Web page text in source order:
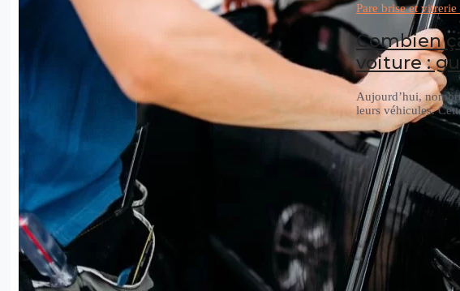
Pare brise et
Combien
voiture :
Aujourd’hui,
leurs véhicules.